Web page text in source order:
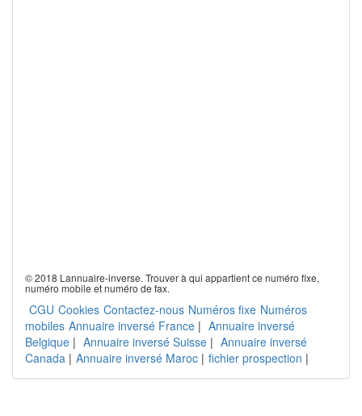
© 2018 Lannuaire-inverse. Trouver à qui appartient ce numéro fixe,
numéro mobile et numéro de fax.
CGU Cookies Contactez-nous Numéros fixe Numéros
mobiles Annuaire inversé France | Annuaire inversé
Belgique | Annuaire inversé Suisse | Annuaire inversé
Canada | Annuaire inversé Maroc | fichier prospection |